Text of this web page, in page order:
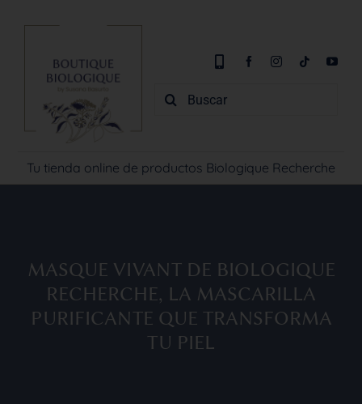
Tu tienda online de productos Biologique Recherche
Buscar:
MASQUE VIVANT DE BIOLOGIQUE
RECHERCHE, LA MASCARILLA
PURIFICANTE QUE TRANSFORMA
TU PIEL